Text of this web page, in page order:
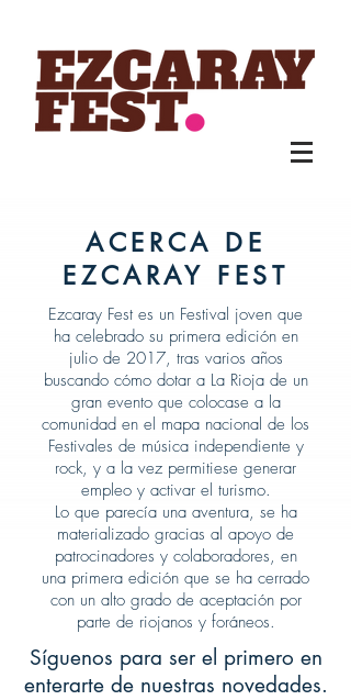
ACERCA DE
EZCARAY FEST
Ezcaray Fest es un Festival joven que
ha celebrado su primera edición en
julio de 2017, tras varios años
buscando cómo dotar a La Rioja de un
gran evento que colocase a la
comunidad en el mapa nacional de los
Festivales de música independiente y
rock, y a la vez permitiese generar
empleo y activar el turismo.
Lo que parecía una aventura, se ha
materializado gracias al apoyo de
patrocinadores y colaboradores, en
una primera edición que se ha cerrado
con un alto grado de aceptación por
parte de riojanos y foráneos.
Síguenos para ser el primero en
enterarte de nuestras novedades.